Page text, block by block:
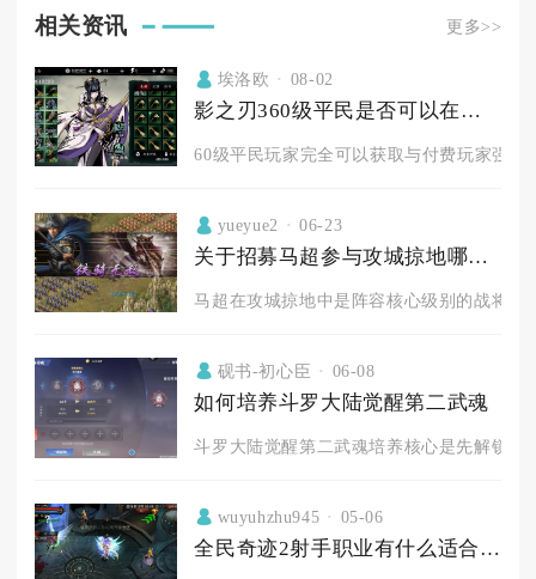
相关资讯 更多>>
埃洛欧 08-02
影之刃360级平民是否可以在游戏中获得与付费玩家相媲美的装备和技能
60级平民玩家完全可以获取与付费玩家强度
yueyue2 06-23
关于招募马超参与攻城掠地哪里适合
马超在攻城掠地中是阵容核心级别的战将，
砚书-初心臣 06-08
如何培养斗罗大陆觉醒第二武魂
斗罗大陆觉醒第二武魂培养核心是先解锁、
wuyuhzhu945 05-06
全民奇迹2射手职业有什么适合的打宝地点